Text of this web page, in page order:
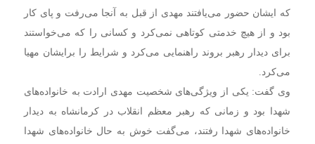
که ایشان حضور می‌یافتند مهدی از قبل به آنجا می‌رفت و پای کار
بود و از هیچ خدمتی کوتاهی نمی‌کرد و کسانی را که می‌خواستند
برای دیدار رهبر بروند راهنمایی می‌کرد و شرایط را برایشان مهیا
می‌کرد.
وی گفت: یکی از ویژگی‌های شخصیت مهدی ارادت به خانواده‌های
شهدا بود و زمانی که رهبر معظم انقلاب در کرمانشاه به دیدار
خانواده‌های شهدا رفتند، می‌گفت خوش به حال خانواده‌های شهدا